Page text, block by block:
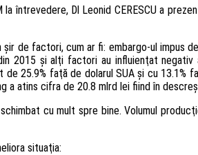
întrevedere, Dl Leonid CERESCU a
de factori, cum ar fi: embargo-ul impus
2015 şi alţi factori au influienţat
25.9% faţă de dolarul SUA şi cu
atins cifra de 20.8 mlrd lei fiind în
cu mult spre bine. Volumul
situaţia: